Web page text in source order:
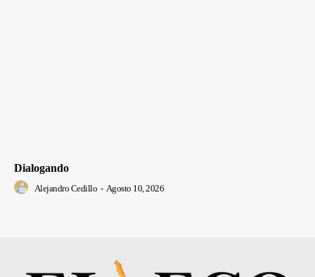
Dialogando
Alejandro Cedillo - Agosto 10, 2026